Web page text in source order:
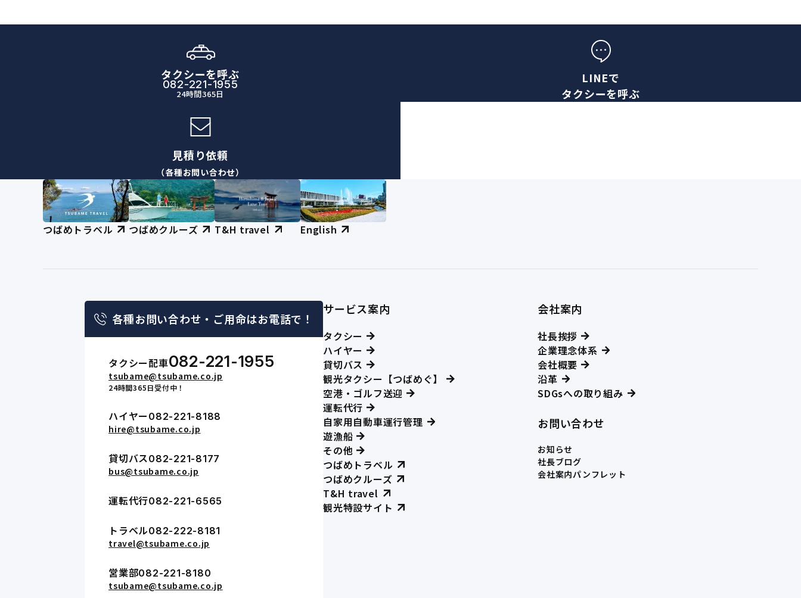
タクシーを呼ぶ
082-221-1955
24時間365日
LINEで
タクシーを呼ぶ
見積り依頼
（各種お問い合わせ）
つばめトラベル つばめクルーズ T&H travel English
各種お問い合わせ・ ご用命はお電話で！
タクシー配車082-221-1955
tsubame@tsubame.co.jp
24時間365日受付中！
ハイヤー 082-221-8188
hire@tsubame.co.jp
貸切バス082-221-8177
bus@tsubame.co.jp
運転代行082-221-6565
トラベル082-222-8181
travel@tsubame.co.jp
営業部082-221-8180
tsubame@tsubame.co.jp
サービス案内
タクシー
ハイヤー
貸切バス
観光タクシー【つばめぐ】
空港・ゴルフ送迎
運転代行
自家用自動車運行管理
遊漁船
その他
つばめトラベル
つばめクルーズ
T&H travel
観光特設サイト
会社案内
社長挨拶
企業理念体系
会社概要
沿革
SDGsへの取り組み
お問い合わせ
お知らせ
社長ブログ
会社案内パンフレット